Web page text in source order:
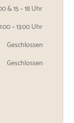
& 15 – 18 Uhr
– 13:00 Uhr
Geschlossen
Geschlossen